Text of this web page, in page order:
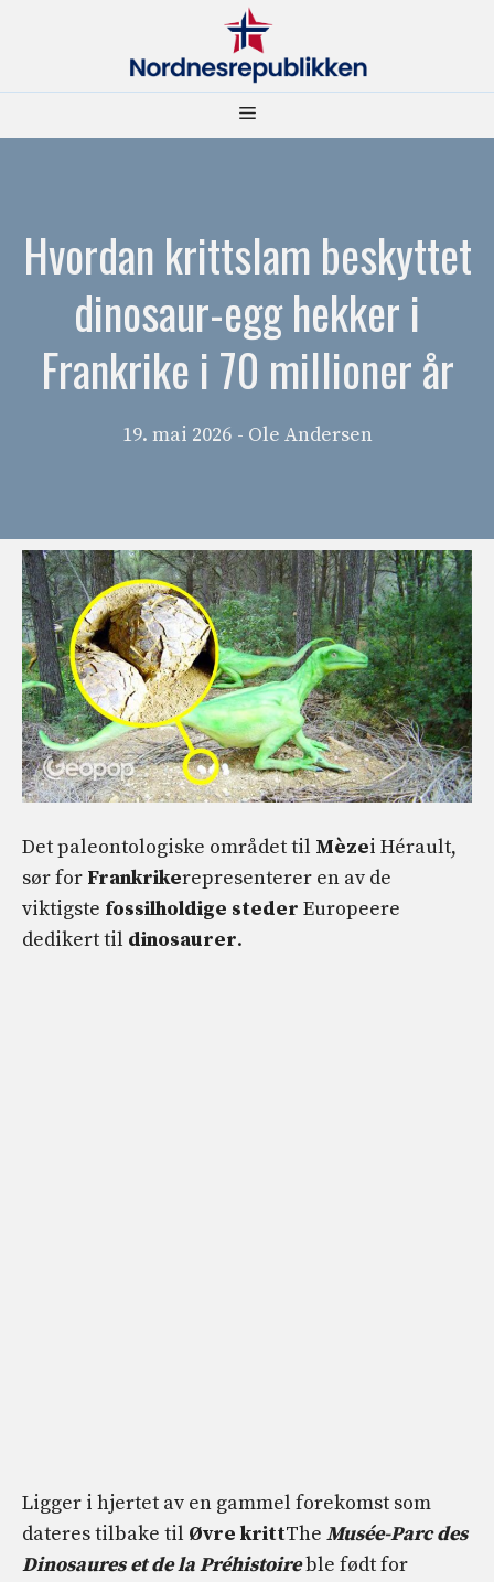
Meny
Hvordan krittslam beskyttet
dinosaur-egg hekker i
Frankrike i 70 millioner år
19. mai 2026 - Ole Andersen
Det paleontologiske området til Mèzei Hérault,
sør for Frankrikerepresenterer en av de
viktigste fossilholdige steder Europeere
dedikert til dinosaurer.
Ligger i hjertet av en gammel forekomst som
dateres tilbake til Øvre krittThe Musée-Parc des
Dinosaures et de la Préhistoireble født for